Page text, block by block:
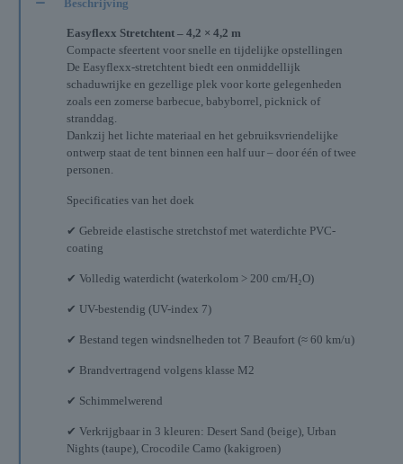
Beschrijving
Easyflexx Stretchtent – 4,2 × 4,2 m
Compacte sfeertent voor snelle en tijdelijke opstellingen
De Easyflexx-stretchtent biedt een onmiddellijk
schaduwrijke en gezellige plek voor korte gelegenheden
zoals een zomerse barbecue, babyborrel, picknick of
stranddag.
Dankzij het lichte materiaal en het gebruiksvriendelijke
ontwerp staat de tent binnen een half uur – door één of twee
personen.
Specificaties van het doek
✔ Gebreide elastische stretchstof met waterdichte PVC-
coating
✔ Volledig waterdicht (waterkolom > 200 cm/H₂O)
✔ UV-bestendig (UV-index 7)
✔ Bestand tegen windsnelheden tot 7 Beaufort (≈ 60 km/u)
✔ Brandvertragend volgens klasse M2
✔ Schimmelwerend
✔ Verkrijgbaar in 3 kleuren: Desert Sand (beige), Urban
Nights (taupe), Crocodile Camo (kakigroen)